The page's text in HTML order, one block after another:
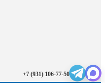
+7 (931) 106-77-50